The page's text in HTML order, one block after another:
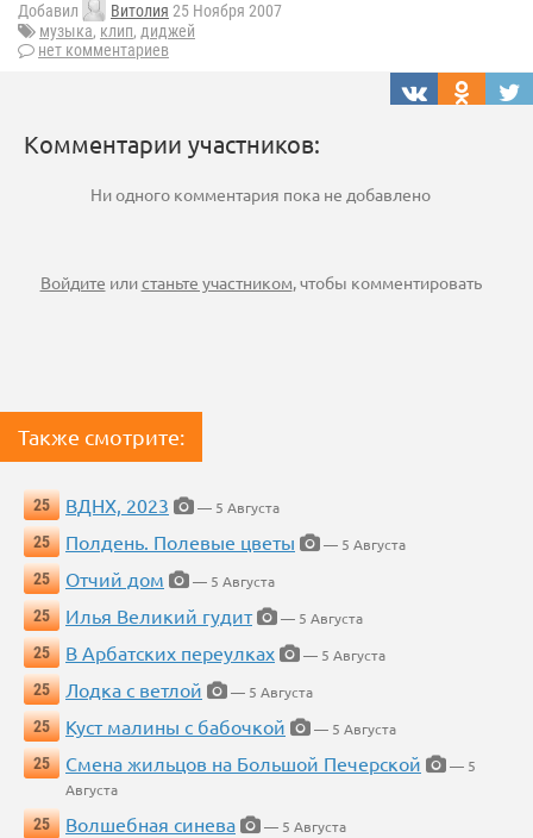
Добавил Витолия 25 Ноября 2007
музыка, клип, диджей
нет комментариев
Комментарии участников:
Ни одного комментария пока не добавлено
Войдите илистаньте участником, чтобы комментировать
Также смотрите:
25 ВДНХ, 2023
— 5 Августа
25
Полдень. Полевые цветы
— 5 Августа
25
Отчий дом
— 5 Августа
25
Илья Великий гудит
— 5 Августа
25
В Арбатских переулках
— 5 Августа
25
Лодка с ветлой
— 5 Августа
25
Куст малины с бабочкой
— 5 Августа
25
Смена жильцов на Большой Печерской
— 5
Августа
25
Волшебная синева
— 5 Августа